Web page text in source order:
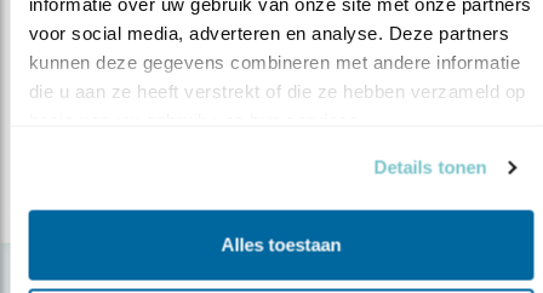
voor social media, adverteren en analyse. Deze partners
kunnen deze gegevens combineren met andere informatie
die u aan ze heeft verstrekt of die ze hebben verzameld op
Details tonen
Alles toestaan
Nieuws
Aalscholverkolonie bedreigd door afschot
22.05.19Drenthe moet verleende ontheffing voor